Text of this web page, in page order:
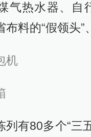
气热水器、自
料的“假领头”
机
列有80多个“三